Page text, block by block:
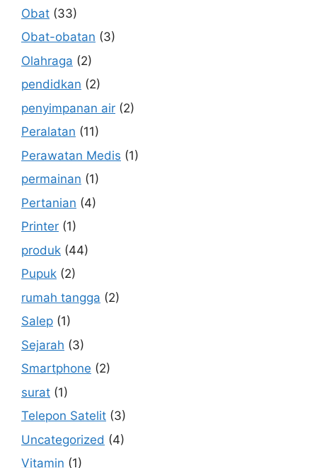
Obat (33)
Obat-obatan (3)
Olahraga (2)
pendidkan (2)
penyimpanan air (2)
Peralatan (11)
Perawatan Medis (1)
permainan (1)
Pertanian (4)
Printer (1)
produk (44)
Pupuk (2)
rumah tangga (2)
Salep (1)
Sejarah (3)
Smartphone (2)
surat (1)
Telepon Satelit (3)
Uncategorized (4)
Vitamin (1)